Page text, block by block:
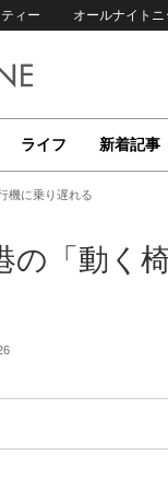
ィー オールナイトニ
ライフ 新着記事
機に乗り遅れる
「動く